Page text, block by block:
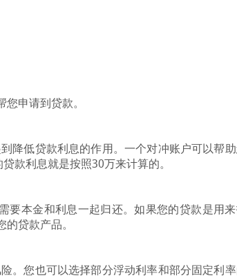
申请到贷款。
降低贷款利息的作用。一个对冲账户可以帮
款利息就是按照30万来计算的。
要本金和利息一起归还。如果您的贷款是用
贷款产品。
。您也可以选择部分浮动利率和部分固定利